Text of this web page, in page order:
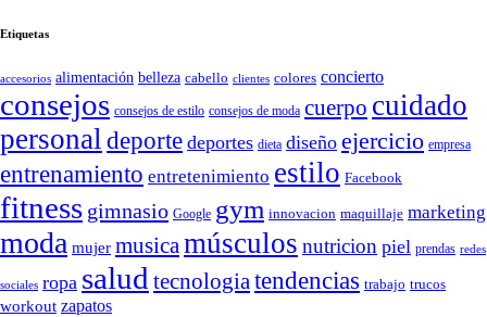
Etiquetas
accesorios alimentación belleza cabello clientes colores concierto
consejos consejos de estilo consejos de moda cuerpo cuidado
personaldeporte deportes dieta diseño ejercicio empresa
entrenamiento entretenimiento estilo Facebook
fitness gimnasio Google gym innovacion maquillaje marketing
moda mujer musicamúsculos nutricion piel prendas redes
sociales ropa salud tecnologiatendencias trabajo trucos
workout zapatos